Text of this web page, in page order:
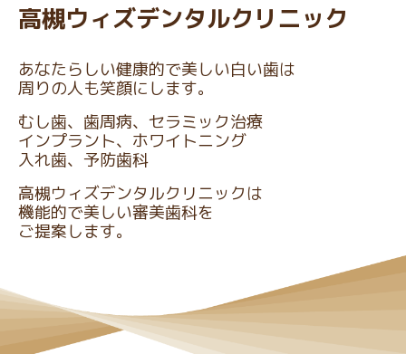
高槻ウィズデンタルクリニック
あなたらしい健康的で美しい白い歯は
周りの人も笑顔にします。
むし歯、歯周病、セラミック治療
インプラント、ホワイトニング
入れ歯、予防歯科
高槻ウィズデンタルクリニックは
機能的で美しい審美歯科を
ご提案します。